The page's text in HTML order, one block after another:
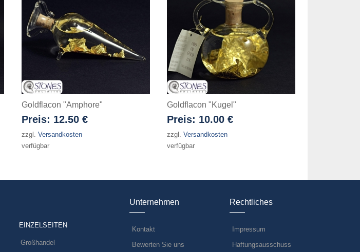
Goldflacon "Amphore"
Preis: 12.50 €
zzgl. Versandkosten
verfügbar
Goldflacon "Kugel"
Preis: 10.00 €
zzgl.Versandkosten
verfügbar
EINZELSEITEN
Großhandel
Unternehmen
Kontakt
Bewerten Sie uns
Rechtliches
Impressum
Haftungsausschuss